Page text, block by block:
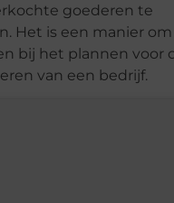
goederen te
Het is een manier
bij het plannen voor
van een bedrijf.